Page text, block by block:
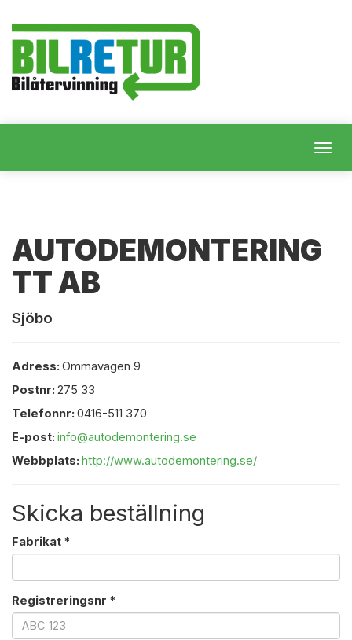
AUTODEMONTERING
TT AB
Sjöbo
Adress: Ommavägen 9
Postnr: 275 33
Telefonnr: 0416-511 370
E-post: info@autodemontering.se
Webbplats: http://www.autodemontering.se/
Skicka beställning
Fabrikat *
Registreringsnr *